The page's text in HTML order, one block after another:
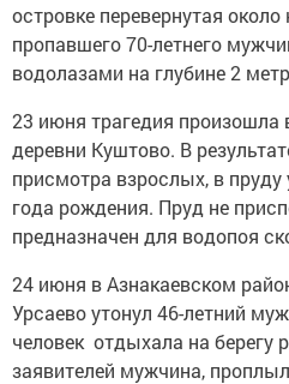
островке перевернутая
пропавшего 70-летнего
водолазами на глубине 2
23 июня трагедия произошла
деревни Куштово. В
присмотра взрослых, в пруду
года рождения. Пруд не
предназначен для водопоя
24 июня в Азнакаевском
Урсаево утонул 46-летний
человек отдыхала на берегу
заявителей мужчина,